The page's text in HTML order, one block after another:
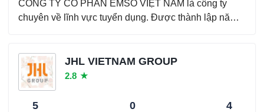
CÔNG TY CỔ PHẦN EMSO VIỆT NAM là công ty
chuyên về lĩnh vực tuyển dụng. Được thành lập năm
sách bảo hiểm Được hưởng chính sách bảo hiểm xã
hội, bảo h...
JHL VIETNAM GROUP
2.8 ★
5 0 4